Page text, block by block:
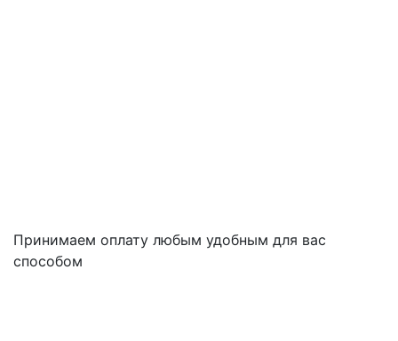
Принимаем оплату любым удобным для вас
способом